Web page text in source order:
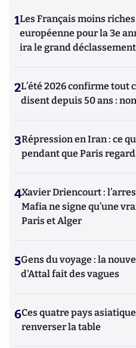
1Les Français moins
européenne pour la 3e
ira le grand déclassement
2L’été 2026 confirme tout
disent depuis 50 ans :
3Répression en Iran : ce
pendant que Paris
4Xavier Driencourt :
Mafia ne signe qu’une
Paris et Alger
5Gens du voyage : la
d'Attal fait des vagues
6Ces quatre pays
renverser la table